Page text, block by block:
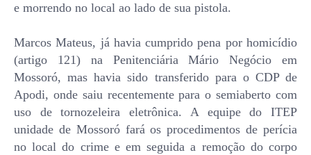
e morrendo no local ao lado de sua pistola.
Marcos Mateus, já havia cumprido pena por homicídio
(artigo 121) na Penitenciária Mário Negócio em
Mossoró, mas havia sido transferido para o CDP de
Apodi, onde saiu recentemente para o semiaberto com
uso de tornozeleira eletrônica. A equipe do ITEP
unidade de Mossoró fará os procedimentos de perícia
no local do crime e em seguida a remoção do corpo